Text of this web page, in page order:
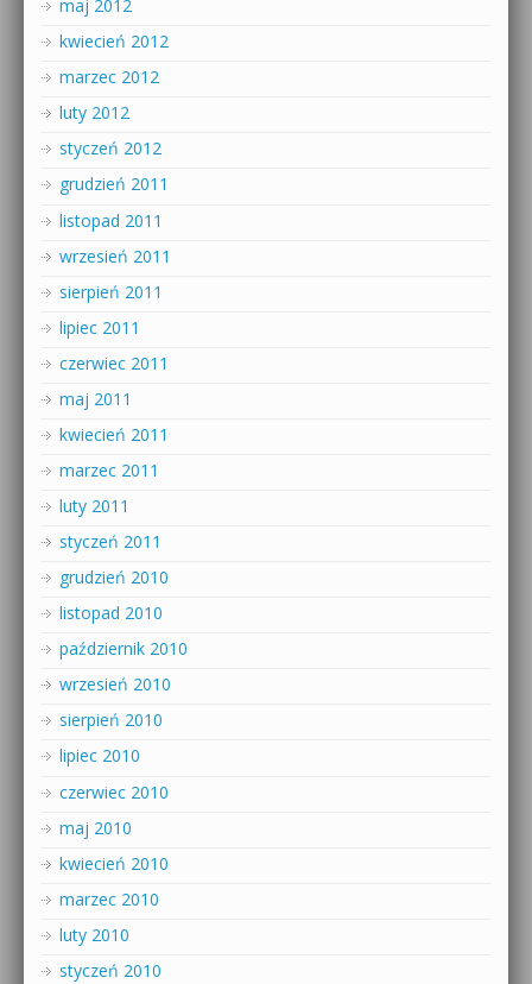
maj 2012
kwiecień 2012
marzec 2012
luty 2012
styczeń 2012
grudzień 2011
listopad 2011
wrzesień 2011
sierpień 2011
lipiec 2011
czerwiec 2011
maj 2011
kwiecień 2011
marzec 2011
luty 2011
styczeń 2011
grudzień 2010
listopad 2010
październik 2010
wrzesień 2010
sierpień 2010
lipiec 2010
czerwiec 2010
maj 2010
kwiecień 2010
marzec 2010
luty 2010
styczeń 2010